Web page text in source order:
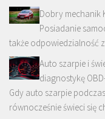
Dobry mechanik
Posiadanie
także odpowiedzialność
Auto szarpie i
diagnostykę
Gdy auto szarpie
równocześnie świeci się